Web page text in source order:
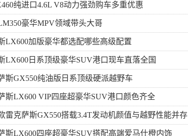
纯进口4.6L V8动力强劲购车多重优惠
豪华MPV领域带头大哥
LX600加版豪华都选配哪些高级配置
LX600日系顶级豪华SUV港口现车直落全国
斯GX550纯油版日系顶级硬派越野车
斯LX600 VIP四座超豪华SUV港口颜色齐全
雷克萨斯GX550搭载3.4T发动机颜值与越野性能并存
斯LX600四座超豪华SUV搭配高端爱马仕橙内饰